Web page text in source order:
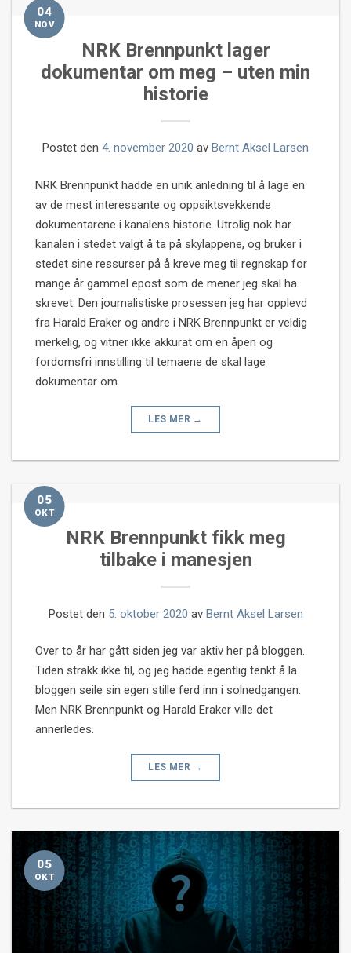
04
NOV
NRK Brennpunkt lager
dokumentar om meg – uten min
historie
Postet den 4. november 2020 av Bernt Aksel Larsen
NRK Brennpunkt hadde en unik anledning til å lage en
av de mest interessante og oppsiktsvekkende
dokumentarene i kanalens historie. Utrolig nok har
kanalen i stedet valgt å ta på skylappene, og bruker i
stedet sine ressurser på å kreve meg til regnskap for
mange år gammel epost som de mener jeg skal ha
skrevet. Den journalistiske prosessen jeg har opplevd
fra Harald Eraker og andre i NRK Brennpunkt er veldig
merkelig, og vitner ikke akkurat om en åpen og
fordomsfri innstilling til temaene de skal lage
dokumentar om.
LES MER →
05
OKT
NRK Brennpunkt fikk meg
tilbake i manesjen
Postet den 5. oktober 2020 av Bernt Aksel Larsen
Over to år har gått siden jeg var aktiv her på bloggen.
Tiden strakk ikke til, og jeg hadde egentlig tenkt å la
bloggen seile sin egen stille ferd inn i solnedgangen.
Men NRK Brennpunkt og Harald Eraker ville det
annerledes.
LES MER →
05
OKT